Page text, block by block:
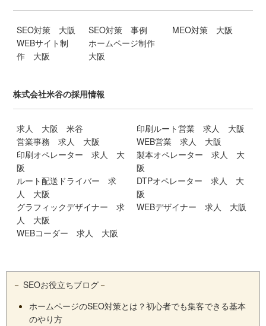
SEO対策 大阪
WEBサイト制
作 大阪
SEO対策 事例
ホームページ制作
大阪
MEO対策 大阪
株式会社米谷の採用情報
求人 大阪 米谷
営業事務 求人 大阪
印刷オペレーター 求人 大
阪
ルート配送ドライバー 求
人 大阪
グラフィックデザイナー 求
人 大阪
WEBコーダー 求人 大阪
印刷ルート営業 求人 大阪
WEB営業 求人 大阪
製本オペレーター 求人 大
阪
DTPオペレーター 求人 大
阪
WEBデザイナー 求人 大阪
－ SEOお役立ちブログ －
ホームページのSEO対策とは？初心者でも集客できる基本
のやり方